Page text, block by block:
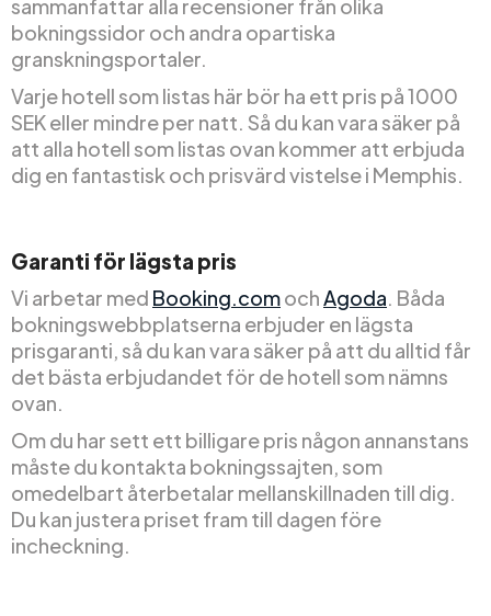
sammanfattar alla recensioner från olika
bokningssidor och andra opartiska
granskningsportaler.
Varje hotell som listas här bör ha ett pris på 1000
SEK eller mindre per natt. Så du kan vara säker på
att alla hotell som listas ovan kommer att erbjuda
dig en fantastisk och prisvärd vistelse i Memphis.
Garanti för lägsta pris
Vi arbetar med Booking.comoch Agoda . Båda
bokningswebbplatserna erbjuder en lägsta
prisgaranti, så du kan vara säker på att du alltid får
det bästa erbjudandet för de hotell som nämns
ovan.
Om du har sett ett billigare pris någon annanstans
måste du kontakta bokningssajten, som
omedelbart återbetalar mellanskillnaden till dig.
Du kan justera priset fram till dagen före
incheckning.